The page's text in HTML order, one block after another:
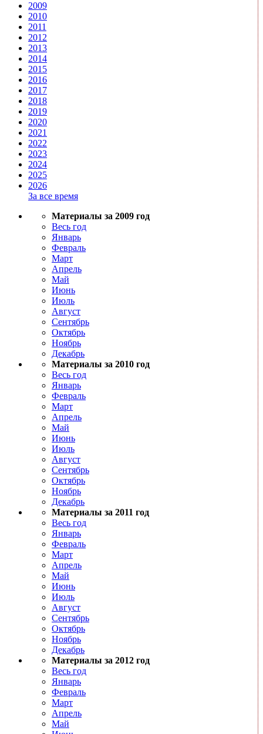
2009
2010
2011
2012
2013
2014
2015
2016
2017
2018
2019
2020
2021
2022
2023
2024
2025
2026
За все время
Материалы за 2009 год
Весь год
Январь
Февраль
Март
Апрель
Май
Июнь
Июль
Август
Сентябрь
Октябрь
Ноябрь
Декабрь
Материалы за 2010 год
Весь год
Январь
Февраль
Март
Апрель
Май
Июнь
Июль
Август
Сентябрь
Октябрь
Ноябрь
Декабрь
Материалы за 2011 год
Весь год
Январь
Февраль
Март
Апрель
Май
Июнь
Июль
Август
Сентябрь
Октябрь
Ноябрь
Декабрь
Материалы за 2012 год
Весь год
Январь
Февраль
Март
Апрель
Май